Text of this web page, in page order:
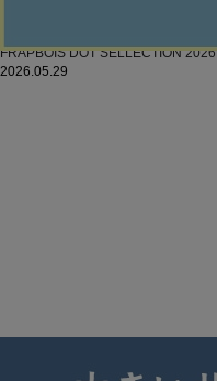
FRAPBOIS DOT SELLECTION 2026
2026.05.29